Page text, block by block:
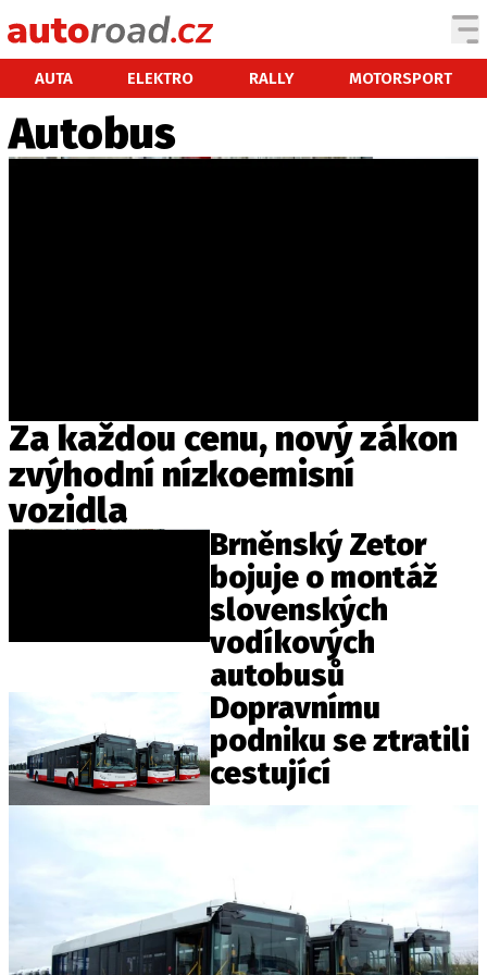
AUTA ELEKTRO RALLY MOTORSPORT
AUTA
NOVINKY
TUNING
PROFI
NOVINKY ZE SVĚTA EV
TESTY ELEKTROMOBILŮ
TRH S ELEKTROMOBILY
RALLY
OSTATNÍ
TISKOVKY
ROZHOVORY
MOTORSPORT
Autobus
Za každou cenu, nový zákon
zvýhodní nízkoemisní
vozidla
Brněnský Zetor
bojuje o montáž
slovenských
vodíkových
autobusů
Dopravnímu
podniku se ztratili
cestující